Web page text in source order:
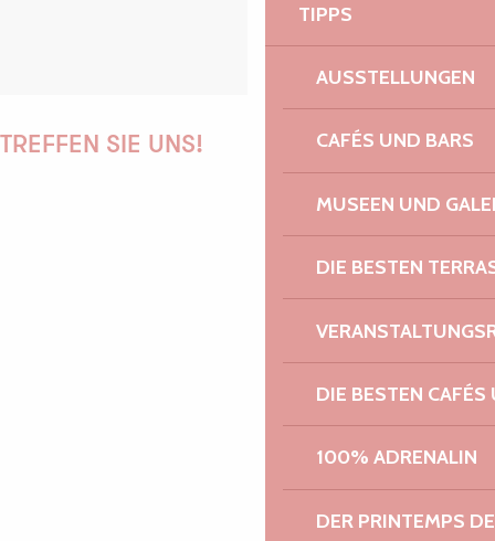
TIPPS
AUSSTELLUNGEN
CAFÉS UND BARS
MUSEEN UND
DIE BESTEN
DIE BESTEN
100% ADRENALIN
DER PRINTEMPS
TREFFEN SIE UNS!
AUDREY